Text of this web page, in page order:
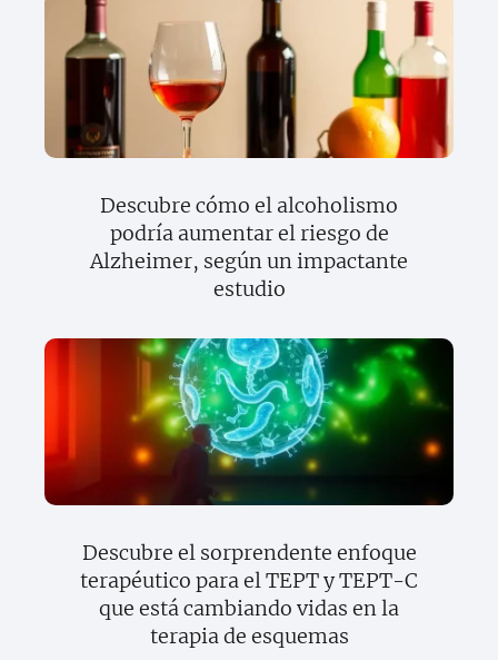
Descubre cómo el alcoholismo
podría aumentar el riesgo de
Alzheimer, según un impactante
estudio
Descubre el sorprendente enfoque
terapéutico para el TEPT y TEPT-C
que está cambiando vidas en la
terapia de esquemas